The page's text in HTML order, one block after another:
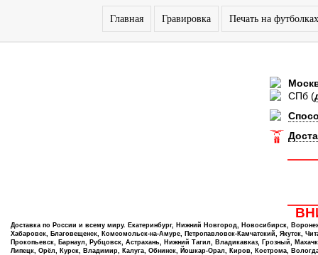
Главная Гравировка Печать на футболках
СПб (
Доставка по России и всему миру. Екатеринбург, Нижний Новгород, Новосибирск,
Хабаровск, Благовещенск, Комсомольск-на-Амуре, Петропавловск-Камчатский, Якутск,
Прокопьевск, Барнаул, Рубцовск, Астрахань, Нижний Тагил, Владикавказ, Грозный,
Липецк, Орёл, Курск, Владимир, Калуга, Обнинск, Йошкар-Орал, Киров, Кострома,